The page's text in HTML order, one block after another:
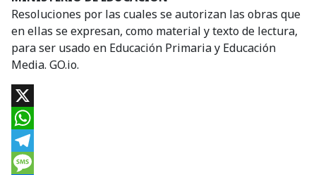
Resoluciones por las cuales se autorizan las obras que
en ellas se expresan, como material y texto de lectura,
para ser usado en Educación Primaria y Educación
Media. GO.io.
X
WhatsApp
Telegram